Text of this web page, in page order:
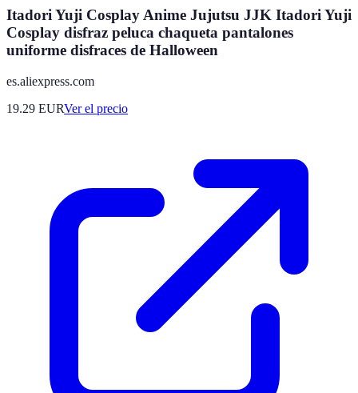
Itadori Yuji Cosplay Anime Jujutsu JJK Itadori Yuji
Cosplay disfraz peluca chaqueta pantalones
uniforme disfraces de Halloween
es.aliexpress.com
19.29 EURVer el precio